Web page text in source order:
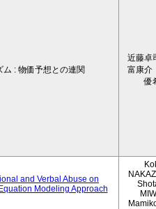
: 物価予想との連関
近藤卓
富康介
優
and Verbal Abuse on
Modeling Approach